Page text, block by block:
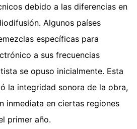
debido a las diferencias en
Algunos países
específicas para
a sus frecuencias
se opuso inicialmente. Esta
la integridad sonora de la obra,
inmediata en ciertas regiones
primer año.